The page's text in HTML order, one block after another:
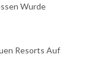
Wurde
Resorts Auf